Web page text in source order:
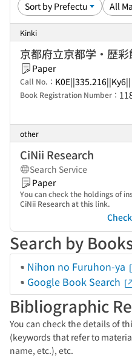
Kinki
京都府立京都学・歴彩
Paper
Call No.： K0E||335.216||Ky6||
Book Registration Number：
other
CiNii Research
Search Service
Paper
You can check the holdings of
CiNii Research at this link.
Search by
Nihon no Furuhon-ya
Google Book Search
Bibliographic
You can check the details of
(keywords that refer to
name, etc.), etc.